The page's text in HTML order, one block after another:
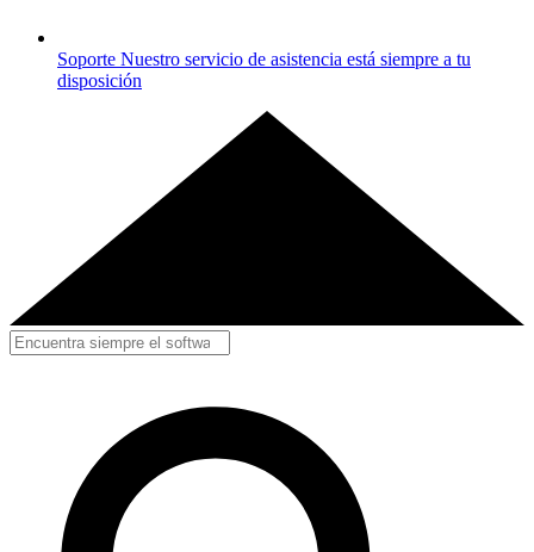
Soporte Nuestro servicio de asistencia está siempre a tu
disposición